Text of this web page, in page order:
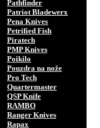
Pathfinder
Patriot Bladewerx
Pena Knives
Petrified Fish
Piratech
PMP Knives
Poikilo
Pouzdra na nože
Pro Tech
Quartermaster
QSP Knife
RAMBO
Ranger Knives
Rapax